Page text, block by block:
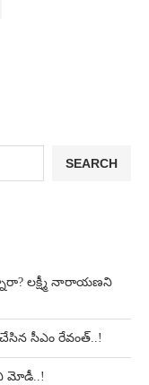
SEARCH
లక్ష్మీ నారాయణని
చేసిన సీఎం రేవంత్..!
మోడీ..!